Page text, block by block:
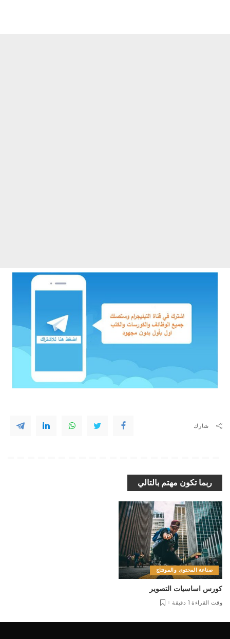
شارك
ربما تكون مهتم بالتالي
صناعة المحتوى والمونتاج
كورس اساسيات التصوير
وقت القراءة 1 دقيقة